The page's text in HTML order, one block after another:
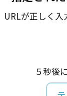
URLが正しく入
５秒後